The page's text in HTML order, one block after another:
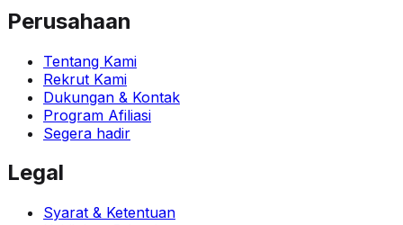
Perusahaan
Tentang Kami
Rekrut Kami
Dukungan & Kontak
Program Afiliasi
Segera hadir
Legal
Syarat & Ketentuan